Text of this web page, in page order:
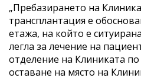
„Пребазирането на
трансплантация е
етажа, на който е
легла за лечение на
отделение на Клиниката
оставане на място на